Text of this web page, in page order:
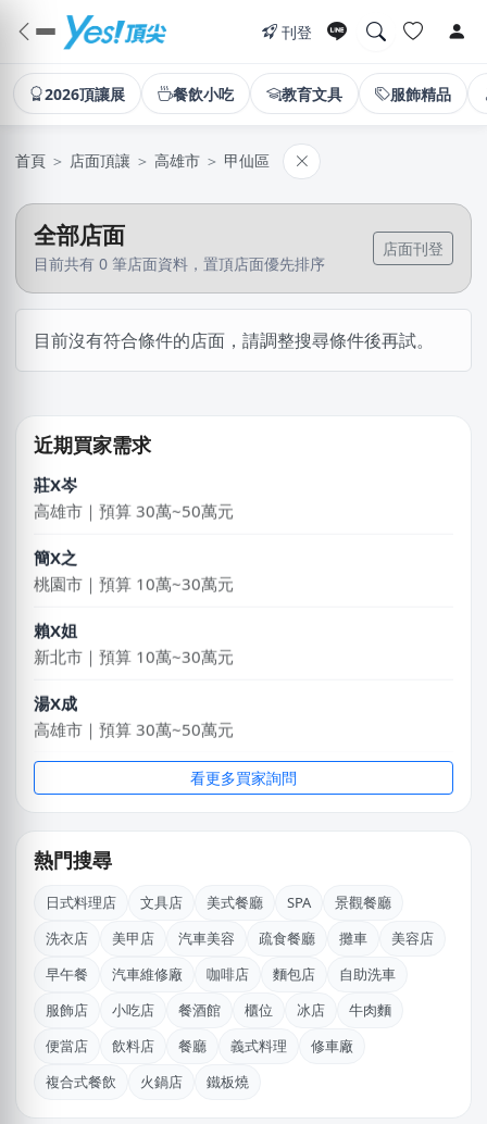
刊登
2026頂讓展 餐飲小吃 教育文具 服飾精品
首頁 ＞ 店面頂讓 ＞ 高雄市 ＞ 甲仙區
全部店面
目前共有 0 筆店面資料，置頂店面優先排序
店面刊登
目前沒有符合條件的店面，請調整搜尋條件後再試。
近期買家需求
徐X維
新北市｜預算 10萬~30萬元
莊X岑
高雄市｜預算 30萬~50萬元
簡X之
桃園市｜預算 10萬~30萬元
賴X姐
新北市｜預算 10萬~30萬元
湯X成
高雄市｜預算 30萬~50萬元
NXniLin
嘉義市｜預算 100萬元以上
桃園市｜預算 10萬元以下
徐X維
桃園市｜預算 10萬~30萬元
新北市｜預算 10萬~30萬元
高雄市｜預算 30萬~50萬元
看更多買家詢問
熱門搜尋
日式料理店 文具店 美式餐廳 SPA
景觀餐廳
洗衣店
美甲店 汽車美容 疏食餐廳 攤車
美容店
早午餐
汽車維修廠 咖啡店 麵包店
自助洗車
服飾店
小吃店 餐酒館 櫃位 冰店
牛肉麵
便當店
飲料店 餐廳 義式料理
修車廠
複合式餐飲
火鍋店 鐵板燒